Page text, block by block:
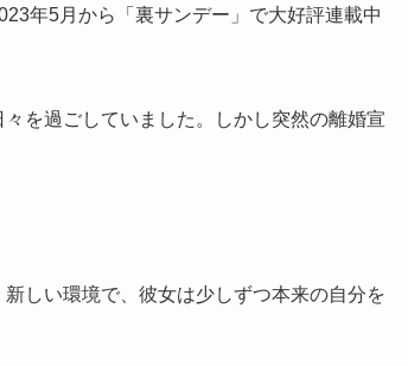
年5月から「裏サンデー」で大好評連載中
を過ごしていました。しかし突然の離婚宣
しい環境で、彼女は少しずつ本来の自分を